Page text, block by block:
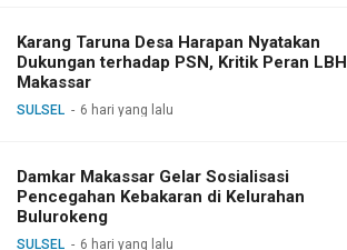
Karang Taruna Desa Harapan Nyatakan
Dukungan terhadap PSN, Kritik Peran LBH
Makassar
SULSEL 6 hari yang lalu
Damkar Makassar Gelar Sosialisasi
Pencegahan Kebakaran di Kelurahan
Bulurokeng
SULSEL 6 hari yang lalu